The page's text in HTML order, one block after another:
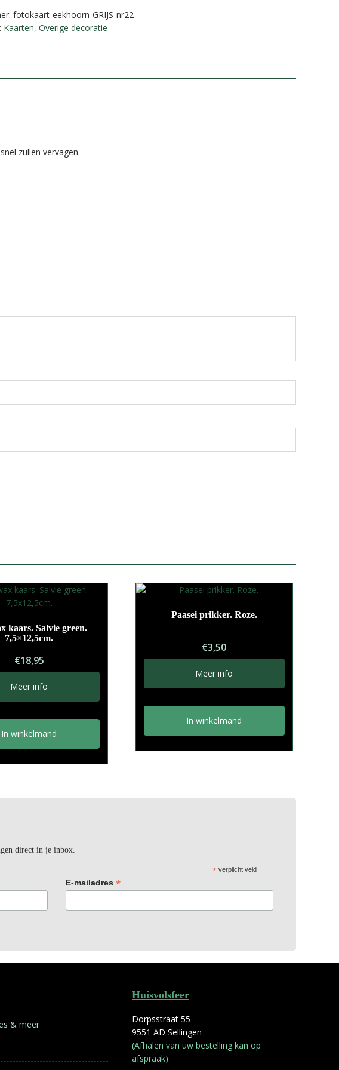
fotokaart-eekhoorn-GRIJS-nr22
Kaarten, Overige decoratie
zullen vervagen.
kaars. Salvie green.
7,5×12,5cm.
€18,95
Meer info
In winkelmand
Paasei prikker. Roze.
€3,50
Meer info
In winkelmand
direct in je inbox.
*verplicht veld
E-mailadres *
& meer
Huisvolsfeer
Dorpsstraat 55
9551 AD Sellingen
(Afhalen van uw bestelling kan op
afspraak)